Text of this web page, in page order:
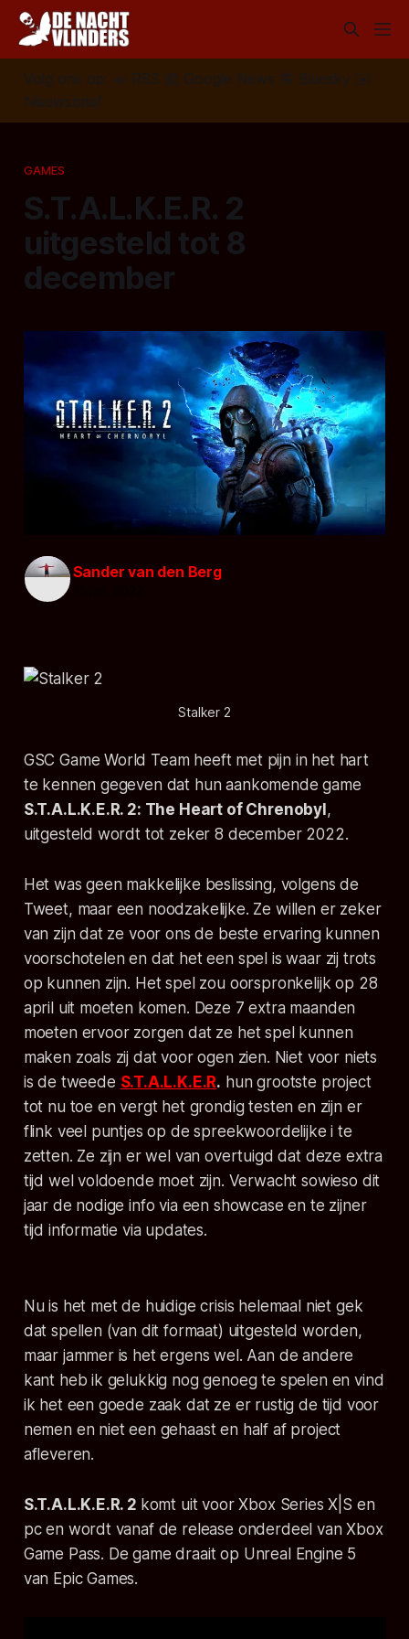
Volg ons op: 📣 RSS 📰 Google News 🦋 Bluesky
✉️
Nieuwsbrief
GAMES
S.T.A.L.K.E.R. 2
uitgesteld tot 8
december
Sander van den Berg
Stalker 2
GSC Game World Team heeft met pijn in het hart
te kennen gegeven dat hun aankomende game
S.T.A.L.K.E.R. 2: The Heart of Chrenobyl ,
uitgesteld wordt tot zeker 8 december 2022.
Het was geen makkelijke beslissing, volgens de
Tweet, maar een noodzakelijke. Ze willen er zeker
van zijn dat ze voor ons de beste ervaring kunnen
voorschotelen en dat het een spel is waar zij trots
op kunnen zijn. Het spel zou oorspronkelijk op 28
april uit moeten komen. Deze 7 extra maanden
moeten ervoor zorgen dat ze het spel kunnen
maken zoals zij dat voor ogen zien. Niet voor niets
is de tweede S.T.A.L.K.E.R. hun grootste project
tot nu toe en vergt het grondig testen en zijn er
flink veel puntjes op de spreekwoordelijke i te
zetten. Ze zijn er wel van overtuigd dat deze extra
tijd wel voldoende moet zijn. Verwacht sowieso dit
jaar de nodige info via een showcase en te zijner
tijd informatie via updates.
Nu is het met de huidige crisis helemaal niet gek
dat spellen (van dit formaat) uitgesteld worden,
maar jammer is het ergens wel. Aan de andere
kant heb ik gelukkig nog genoeg te spelen en vind
ik het een goede zaak dat ze er rustig de tijd voor
nemen en niet een gehaast en half af project
afleveren.
S.T.A.L.K.E.R. 2 komt uit voor Xbox Series X|S en
pc en wordt vanaf de release onderdeel van Xbox
Game Pass. De game draait op Unreal Engine 5
van Epic Games.